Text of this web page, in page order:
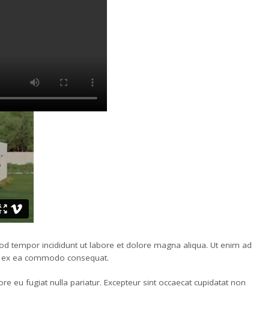
tempor incididunt ut labore et dolore magna aliqua. Ut enim ad
ea commodo consequat.
eu fugiat nulla pariatur. Excepteur sint occaecat cupidatat non